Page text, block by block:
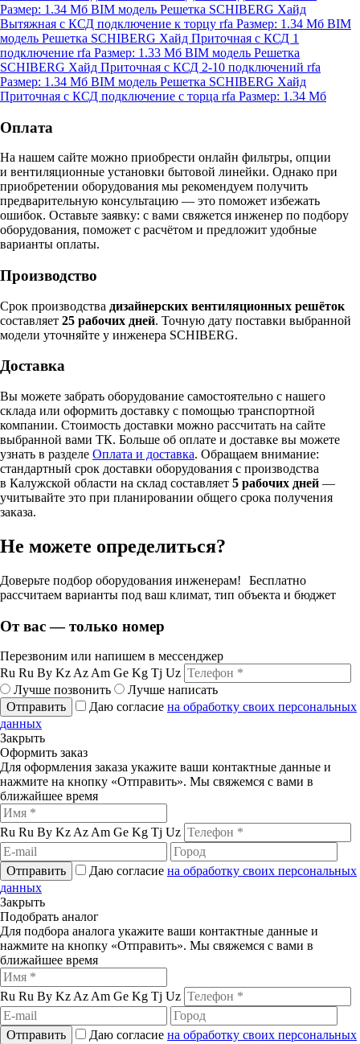
Размер: 1.34 Мб BIM модель Решетка SCHIBERG Хайд
Вытяжная с КСД подключение к торцу rfa Размер: 1.34 Мб BIM
модель Решетка SCHIBERG Хайд Приточная с КСД 1
подключение rfa Размер: 1.33 Мб BIM модель Решетка
SCHIBERG Хайд Приточная с КСД 2-10 подключений rfa
Размер: 1.34 Мб BIM модель Решетка SCHIBERG Хайд
Приточная с КСД подключение с торца rfa Размер: 1.34 Мб
Оплата
На нашем сайте можно приобрести онлайн фильтры, опции
и вентиляционные установки бытовой линейки. Однако при
приобретении оборудования мы рекомендуем получить
предварительную консультацию — это поможет избежать
ошибок. Оставьте заявку: с вами свяжется инженер по подбору
оборудования, поможет с расчётом и предложит удобные
варианты оплаты.
Производство
Срок производства дизайнерских вентиляционных решёток
составляет 25 рабочих дней. Точную дату поставки выбранной
модели уточняйте у инженера SCHIBERG.
Доставка
Вы можете забрать оборудование самостоятельно с нашего
склада или оформить доставку с помощью транспортной
компании. Стоимость доставки можно рассчитать на сайте
выбранной вами ТК. Больше об оплате и доставке вы можете
узнать в разделе Оплата и доставка. Обращаем внимание:
стандартный срок доставки оборудования с производства
в Калужской области на склад составляет 5 рабочих дней —
учитывайте это при планировании общего срока получения
заказа.
Не можете определиться?
Доверьте подбор оборудования инженерам! Бесплатно
рассчитаем варианты под ваш климат, тип объекта и бюджет
От вас — только номер
Перезвоним или напишем в мессенджер
Ru Ru By KzAzAm Ge Kg Tj Uz
Лучше позвонить
Лучше написать
Отправить
Даю согласие на обработку своих персональных
данных
Закрыть
Оформить заказ
Для оформления заказа укажите ваши контактные данные и
нажмите на кнопку «Отправить». Мы свяжемся с вами в
ближайшее время
Ru Ru By KzAzAm Ge Kg Tj Uz
Отправить Даю согласие на обработку своих персональных
данных
Закрыть
Подобрать аналог
Для подбора аналога укажите ваши контактные данные и
нажмите на кнопку «Отправить». Мы свяжемся с вами в
ближайшее время
Ru Ru By KzAzAm Ge Kg Tj Uz
Отправить Даю согласие на обработку своих персональных